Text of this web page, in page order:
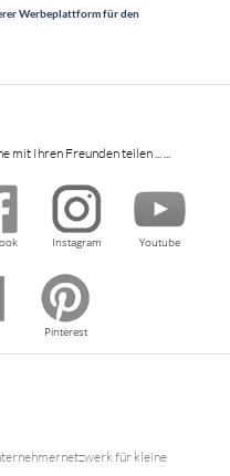
Werbeplattform für den
mit Ihren Freunden teilen ... ...
Instagram Youtube
Pinterest
für kleine